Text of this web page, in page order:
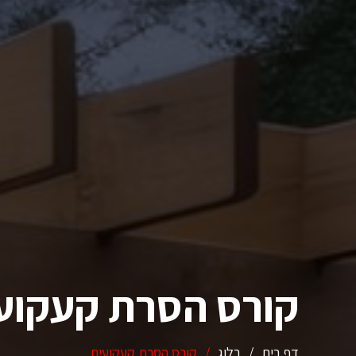
קורס הסרת
דף בית / בלוג / קורס הסרת קעקועים